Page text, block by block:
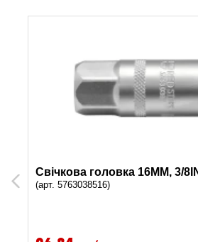
Previous
Свічкова головка 16MM, 3/
(арт. 5763038516)